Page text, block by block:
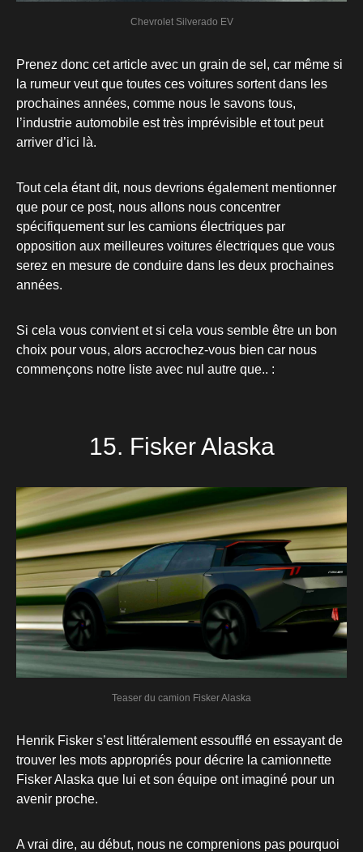
Chevrolet Silverado EV
Prenez donc cet article avec un grain de sel, car même si
la rumeur veut que toutes ces voitures sortent dans les
prochaines années, comme nous le savons tous,
l’industrie automobile est très imprévisible et tout peut
arriver d’ici là.
Tout cela étant dit, nous devrions également mentionner
que pour ce post, nous allons nous concentrer
spécifiquement sur les camions électriques par
opposition aux meilleures voitures électriques que vous
serez en mesure de conduire dans les deux prochaines
années.
Si cela vous convient et si cela vous semble être un bon
choix pour vous, alors accrochez-vous bien car nous
commençons notre liste avec nul autre que.. :
15. Fisker Alaska
Teaser du camion Fisker Alaska
Henrik Fisker s’est littéralement essoufflé en essayant de
trouver les mots appropriés pour décrire la camionnette
Fisker Alaska que lui et son équipe ont imaginé pour un
avenir proche.
A vrai dire, au début, nous ne comprenions pas pourquoi